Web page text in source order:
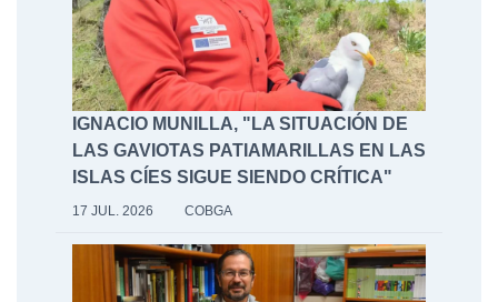
IGNACIO MUNILLA, "LA SITUACIÓN DE
LAS GAVIOTAS PATIAMARILLAS EN LAS
ISLAS CÍES SIGUE SIENDO CRÍTICA"
17 JUL. 2026 COBGA